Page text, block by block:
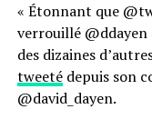
« Étonnant que
verrouillé @ddayen
des dizaines
tweetédepuis son
@david_dayen.